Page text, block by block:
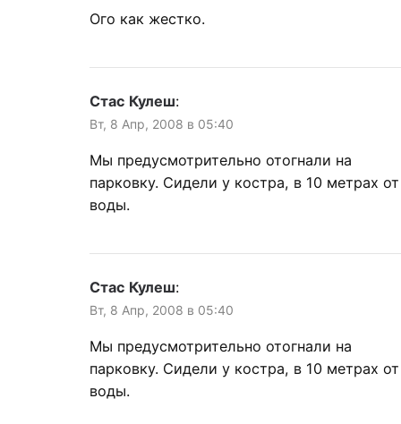
Ого как жестко.
Стас Кулеш:
Вт, 8 Апр, 2008 в 05:40
Мы предусмотрительно отогнали на
парковку. Сидели у костра, в 10 метрах от
воды.
Стас Кулеш:
Вт, 8 Апр, 2008 в 05:40
Мы предусмотрительно отогнали на
парковку. Сидели у костра, в 10 метрах от
воды.